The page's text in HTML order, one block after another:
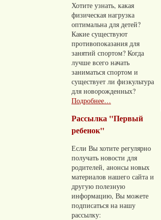
Хотите узнать, какая
физическая нагрузка
оптимальна для детей?
Какие существуют
противопоказания для
занятий спортом? Когда
лучше всего начать
заниматься спортом и
существует ли физкультура
для новорожденных?
Подробнее…
Рассылка "Первый
ребенок"
Если Вы хотите регулярно
получать новости для
родителей, анонсы новых
материалов нашего сайта и
другую полезную
информацию, Вы можете
подписаться на нашу
рассылку: